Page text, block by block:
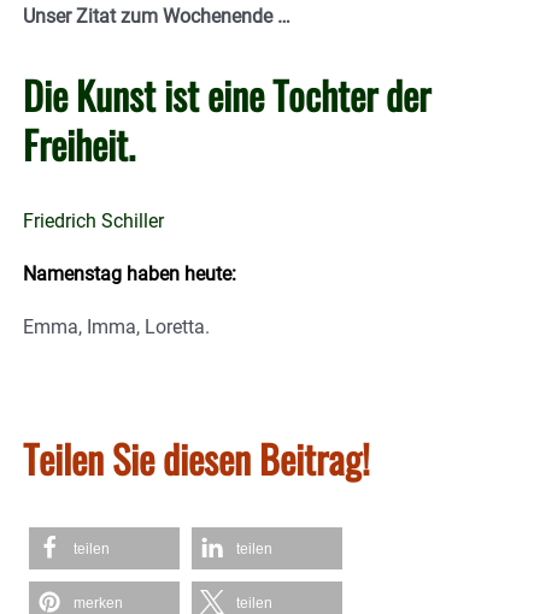
Unser Zitat zum Wochenende …
Die Kunst ist eine Tochter der
Freiheit.
Friedrich Schiller
Namenstag haben heute:
Emma, Imma, Loretta.
Teilen Sie diesen Beitrag!
teilen teilen
merken teilen